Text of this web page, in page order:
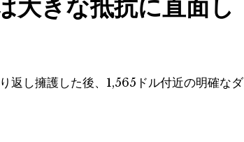
大きな抵抗に直面し
返し擁護した後、1,565ドル付近の明確なダ